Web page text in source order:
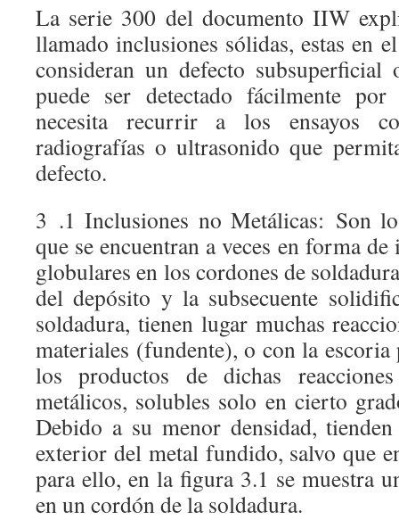
La serie 300 del documento IIW
llamado inclusiones sólidas, estas en
consideran un defecto
puede ser detectado fácilmente
necesita recurrir a los ensayos
radiografías o ultrasonido que
defecto.
3 .1 Inclusiones no Metálicas: Son
que se encuentran a veces en forma
globulares en los cordones de
del depósito y la subsecuente
soldadura, tienen lugar muchas
materiales (fundente), o con la
los productos de dichas
metálicos, solubles solo en cierto
Debido a su menor densidad,
exterior del metal fundido, salvo que
para ello, en la figura 3.1 se muestra
en un cordón de la soldadura.